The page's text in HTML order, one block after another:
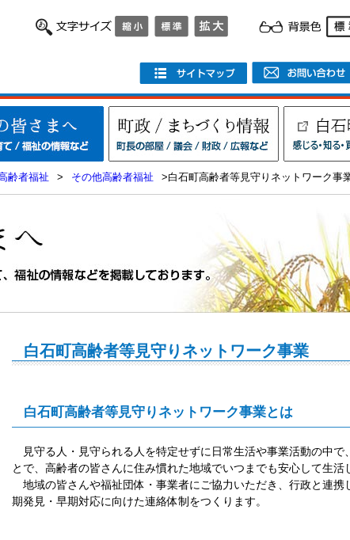
齢者福祉 > その他高齢者福祉 >白石町高齢者等見守りネットワーク事
白石町高齢者等見守りネットワーク事業
白石町高齢者等見守りネットワーク事業とは
見守る人・見守られる人を特定せずに日常生活や事業活動の中で
とで、高齢者の皆さんに住み慣れた地域でいつまでも安心して生活
地域の皆さんや福祉団体・事業者にご協力いただき、行政と連
期発見・早期対応に向けた連絡体制をつくります。